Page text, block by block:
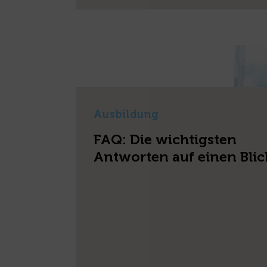
Ausbildung
FAQ: Die wichtigsten
Antworten auf einen